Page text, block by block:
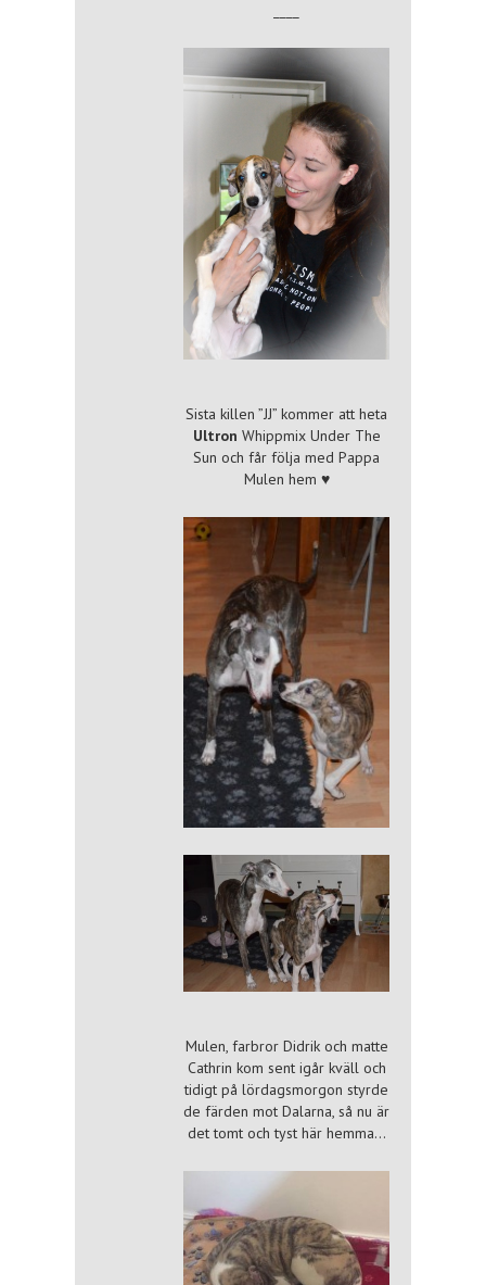
Sista killen ”JJ” kommer att heta
Ultron Whippmix Under The
Sun och får följa med Pappa
Mulen hem ♥
Mulen, farbror Didrik och matte
Cathrin kom sent igår kväll och
tidigt på lördagsmorgon styrde
de färden mot Dalarna, så nu är
det tomt och tyst här hemma…